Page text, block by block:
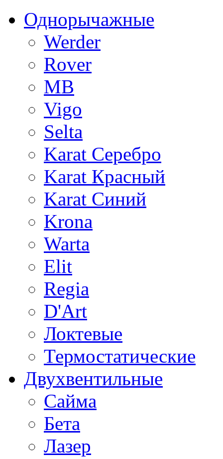
Однорычажные
Werder
Rover
MB
Vigo
Selta
Karat Серебро
Karat Красный
Karat Синий
Krona
Warta
Elit
Regia
D'Art
Локтевые
Термостатические
Двухвентильные
Сайма
Бета
Лазер